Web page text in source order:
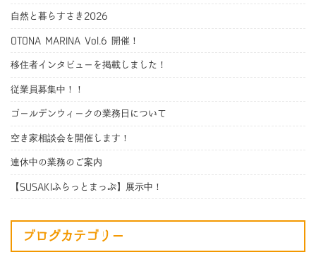
自然と暮らすさき2026
OTONA MARINA Vol.6 開催！
移住者インタビューを掲載しました！
従業員募集中！！
ゴールデンウィークの業務日について
空き家相談会を開催します！
連休中の業務のご案内
【SUSAKIふらっとまっぷ】展示中！
ブログカテゴリー